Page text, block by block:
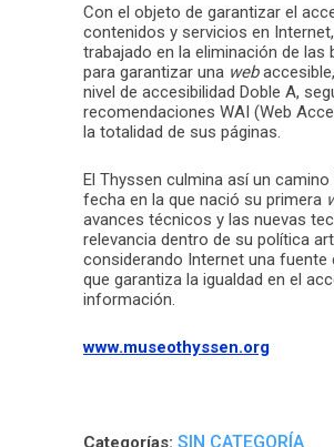
Con el objeto de garantizar el
contenidos y servicios en
trabajado en la eliminación de las
para garantizar una web
nivel de accesibilidad Doble A,
recomendaciones WAI (Web
la totalidad de sus páginas.
El Thyssen culmina así un camino
fecha en la que nació su primera
avances técnicos y las nuevas
relevancia dentro de su política
considerando Internet una fuente
que garantiza la igualdad en el
información.
www.museothyssen.org
Categorías: SIN CATEGORÍA